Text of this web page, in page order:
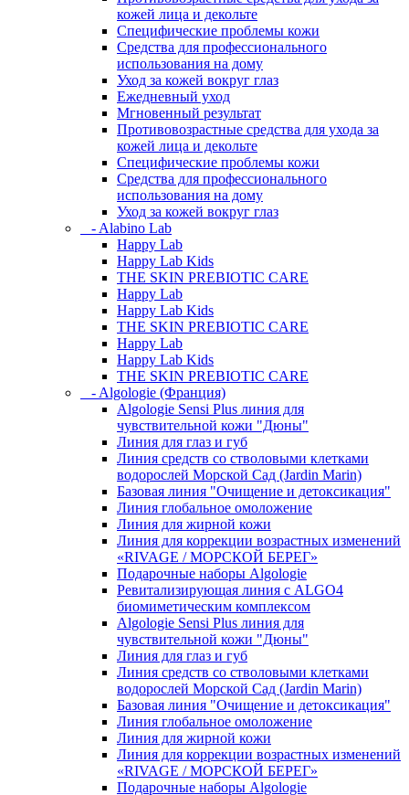
кожей лица и декольте
Специфические проблемы кожи
Средства для профессионального
использования на дому
Уход за кожей вокруг глаз
Ежедневный уход
Мгновенный результат
Противовозрастные средства для ухода за
кожей лица и декольте
Специфические проблемы кожи
Средства для профессионального
использования на дому
Уход за кожей вокруг глаз
- Alabino Lab
Happy Lab
Happy Lab Kids
THE SKIN PREBIOTIC CARE
Happy Lab
Happy Lab Kids
THE SKIN PREBIOTIC CARE
Happy Lab
Happy Lab Kids
THE SKIN PREBIOTIC CARE
- Algologie (Франция)
Algologie Sensi Plus линия для
чувcтвительной кожи "Дюны"
Линия для глаз и губ
Линия средств со стволовыми клетками
водорослей Морской Сад (Jardin Marin)
Базовая линия "Очищение и детоксикация"
Линия глобальное омоложение
Линия для жирной кожи
Линия для коррекции возрастных изменений
«RIVAGE / МОРСКОЙ БЕРЕГ»
Подарочные наборы Algologie
Ревитализирующая линия с ALGO4
биомиметическим комплексом
Algologie Sensi Plus линия для
чувcтвительной кожи "Дюны"
Линия для глаз и губ
Линия средств со стволовыми клетками
водорослей Морской Сад (Jardin Marin)
Базовая линия "Очищение и детоксикация"
Линия глобальное омоложение
Линия для жирной кожи
Линия для коррекции возрастных изменений
«RIVAGE / МОРСКОЙ БЕРЕГ»
Подарочные наборы Algologie